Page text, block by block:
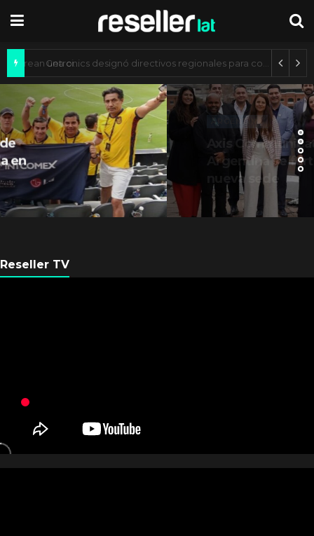
Axis Communications y Guatemala crean una ciudad inteligente
ARGENTINA
Axis Communications
Argentina se fortalece con
nueva sede
Reseller TV